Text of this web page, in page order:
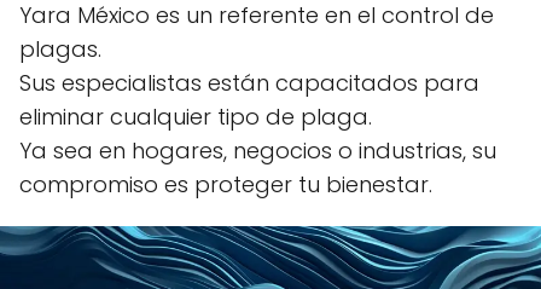
Yara México es un referente en el control de
plagas.
Sus especialistas están capacitados para
eliminar cualquier tipo de plaga.
Ya sea en hogares, negocios o industrias, su
compromiso es proteger tu bienestar.